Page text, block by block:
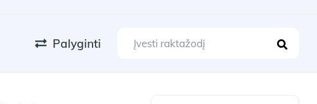
Palyginti